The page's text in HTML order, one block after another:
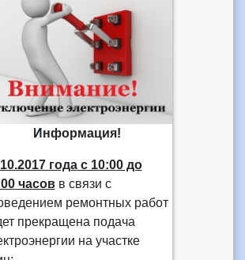
Информация!
годас 10:00 до
часовв связи с
ремонтных работ
прекращена подача
на участке